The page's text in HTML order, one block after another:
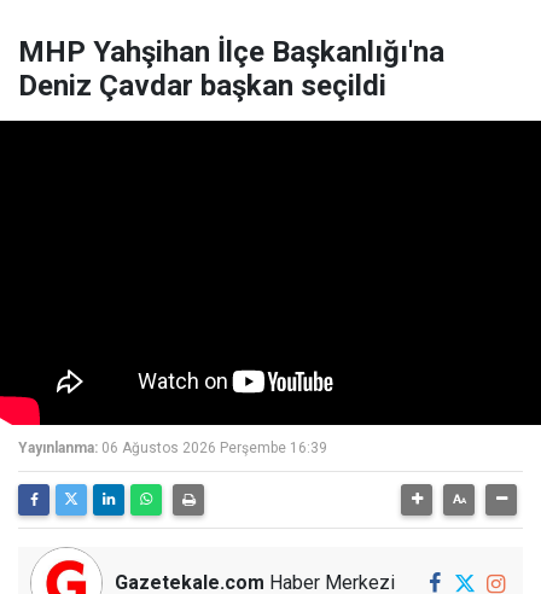
MHP Yahşihan İlçe Başkanlığı'na
Deniz Çavdar başkan seçildi
Yayınlanma: 06 Ağustos 2026 Perşembe 16:39
Gazetekale.com Haber Merkezi